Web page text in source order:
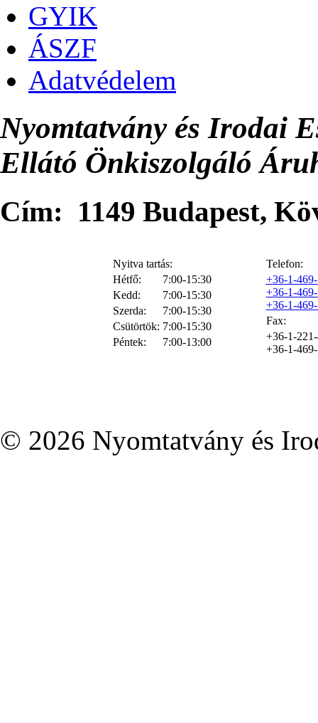
GYIK
ÁSZF
Adatvédelem
Nyomtatvány és Irodai
Ellátó Önkiszolgáló
Cím: 1149 Budapest,
Nyitva tartás:
Hétfő:
7:00-15:30
Kedd:
7:00-15:30
Szerda:
7:00-15:30
Csütörtök: 7:00-15:30
Péntek:
7:00-13:00
Telefon:
+36-1-
+36-1-
+36-1-
Fax:
+36-1-
+36-1-
© 2026 Nyomtatvány és